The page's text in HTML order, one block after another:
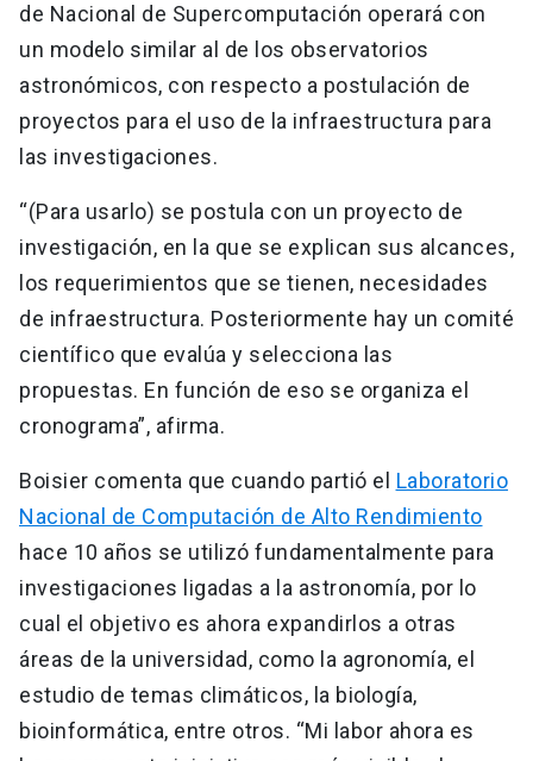
de Nacional de Supercomputación operará con
un modelo similar al de los observatorios
astronómicos, con respecto a postulación de
proyectos para el uso de la infraestructura para
las investigaciones.
“(Para usarlo) se postula con un proyecto de
investigación, en la que se explican sus alcances,
los requerimientos que se tienen, necesidades
de infraestructura. Posteriormente hay un comité
científico que evalúa y selecciona las
propuestas. En función de eso se organiza el
cronograma”, afirma.
Boisier comenta que cuando partió el Laboratorio
Nacional de Computación de Alto Rendimiento
hace 10 años se utilizó fundamentalmente para
investigaciones ligadas a la astronomía, por lo
cual el objetivo es ahora expandirlos a otras
áreas de la universidad, como la agronomía, el
estudio de temas climáticos, la biología,
bioinformática, entre otros. “Mi labor ahora es